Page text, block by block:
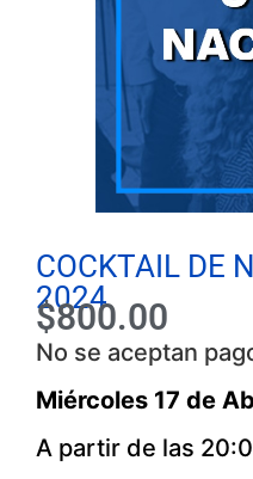
COCKTAIL DE
2024
$800.00
No se aceptan
Miércoles 17 de
A partir de las